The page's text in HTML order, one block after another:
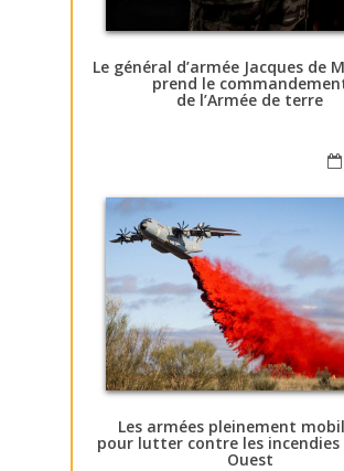
Le général d’armée Jacques de
prend le
de l’Armée de terre
Les armées pleinement
pour lutter contre les incendies
Ouest